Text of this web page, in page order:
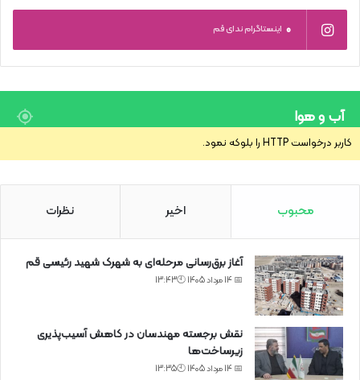
0 اینستاگرام ندای قم
آب و هوا
کاربر درخواست HTTP را بلوکه نمود.
محبوب اخیر نظرات
آغاز برق‌رسانی مرحله‌ای به شهرک شهید رئیسی قم
📅 14 مرداد 1405 🕙13:43
نقش برجسته مهندسان در کاهش آسیب‌پذیری
زیرساخت‌ها
📅 14 مرداد 1405 🕙13:35